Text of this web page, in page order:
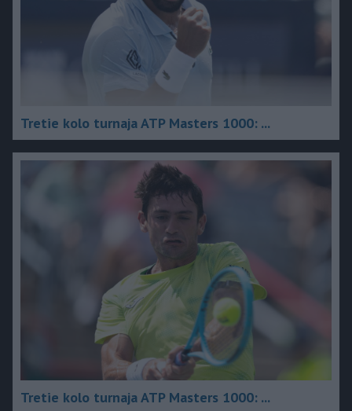
Tretie kolo turnaja ATP Masters 1000: ...
Tretie kolo turnaja ATP Masters 1000: ...